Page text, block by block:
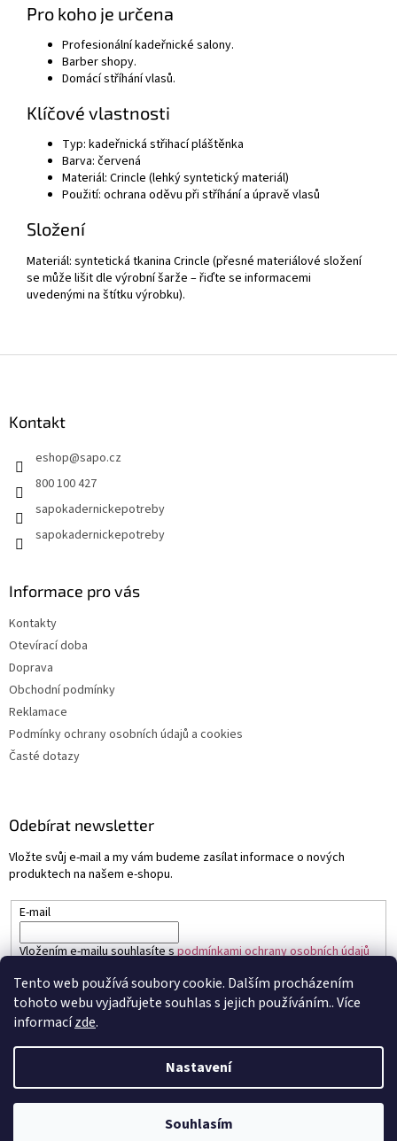
Tento web používá soubory cookie. Dalším procházením
tohoto webu vyjadřujete souhlas s jejich používáním.. Více
informacízde.
Nastavení
Souhlasím
Pro koho je určena
Profesionální kadeřnické salony.
Barber shopy.
Domácí stříhání vlasů.
Klíčové vlastnosti
Typ: kadeřnická střihací pláštěnka
Barva: červená
Materiál: Crincle (lehký syntetický materiál)
Použití: ochrana oděvu při stříhání a úpravě vlasů
Složení
Materiál: syntetická tkanina Crincle (přesné materiálové složení
se může lišit dle výrobní šarže – řiďte se informacemi
uvedenými na štítku výrobku).
Kontakt
eshop@sapo.cz
800 100 427
sapokadernickepotreby
sapokadernickepotreby
Informace pro vás
Kontakty
Otevírací doba
Doprava
Obchodní podmínky
Reklamace
Podmínky ochrany osobních údajů a cookies
Časté dotazy
Odebírat newsletter
Vložte svůj e-mail a my vám budeme zasílat informace o nových
produktech na našem e-shopu.
E-mail
Vložením e-mailu souhlasíte spodmínkami ochrany osobních údajů
PŘIHLÁSIT SE
Vytvořil Shoptet
Sapo.cz. Všechna práva vyhrazena.